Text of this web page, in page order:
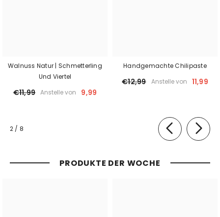
Walnuss Natur | Schmetterling
Und Viertel
€11,99 Anstelle von 9,99
Handgemachte Chilipaste
€12,99 Anstelle von 11,99
2 / von
8
PRODUKTE DER WOCHE